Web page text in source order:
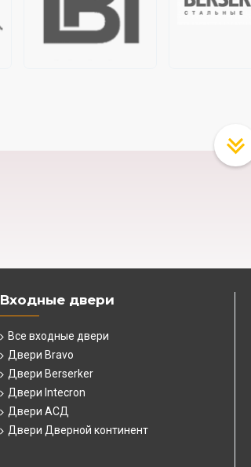
Входные двери
Все входные двери
Двери Bravo
Двери Berserker
Двери Intecron
Двери АСД
Двери Дверной континент